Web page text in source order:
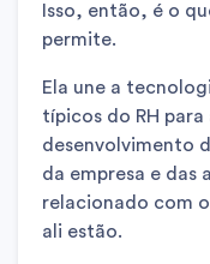
Isso, então, é o
permite.
Ela une a
típicos do RH
desenvolvimento
da empresa e das
relacionado com
ali estão.